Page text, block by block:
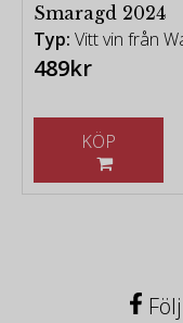
Smaragd 2024
Typ: Vitt vin från
489kr